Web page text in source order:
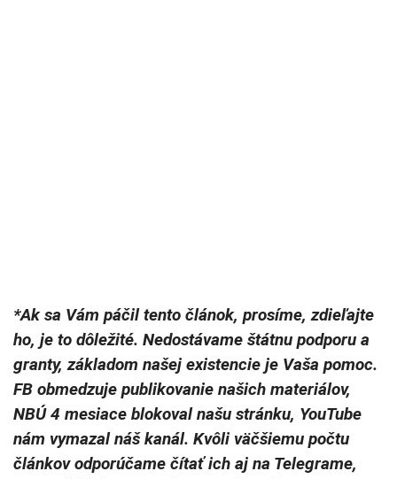
*Ak sa Vám páčil tento článok, prosíme, zdieľajte
ho, je to dôležité. Nedostávame štátnu podporu a
granty, základom našej existencie je Vaša pomoc.
FB obmedzuje publikovanie našich materiálov,
NBÚ 4 mesiace blokoval našu stránku, YouTube
nám vymazal náš kanál. Kvôli väčšiemu počtu
článkov odporúčame čítať ich aj na Telegrame,